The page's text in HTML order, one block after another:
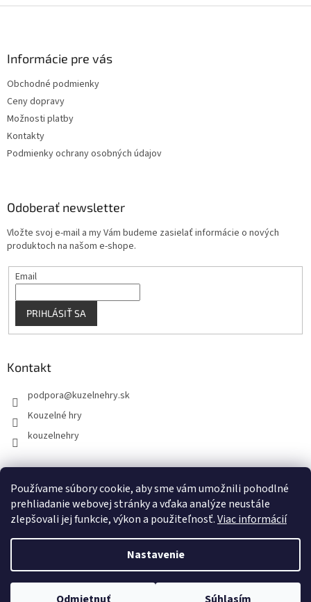
Používame súbory cookie, aby sme vám umožnili pohodlné
prehliadanie webovej stránky a vďaka analýze neustále
zlepšovali jej funkcie, výkon a použiteľnosť.Viac informácií
Nastavenie
Informácie pre vás
Obchodné podmienky
Ceny dopravy
Možnosti platby
Kontakty
Podmienky ochrany osobných údajov
Odoberať newsletter
Vložte svoj e-mail a my Vám budeme zasielať informácie o nových
produktoch na našom e-shope.
Email
PRIHLÁSIŤ SA
Kontakt
podpora@kuzelnehry.sk
Kouzelné hry
kouzelnehry
KouzelneHry.cz Gamebrand.sk
Vytvoril Shoptet